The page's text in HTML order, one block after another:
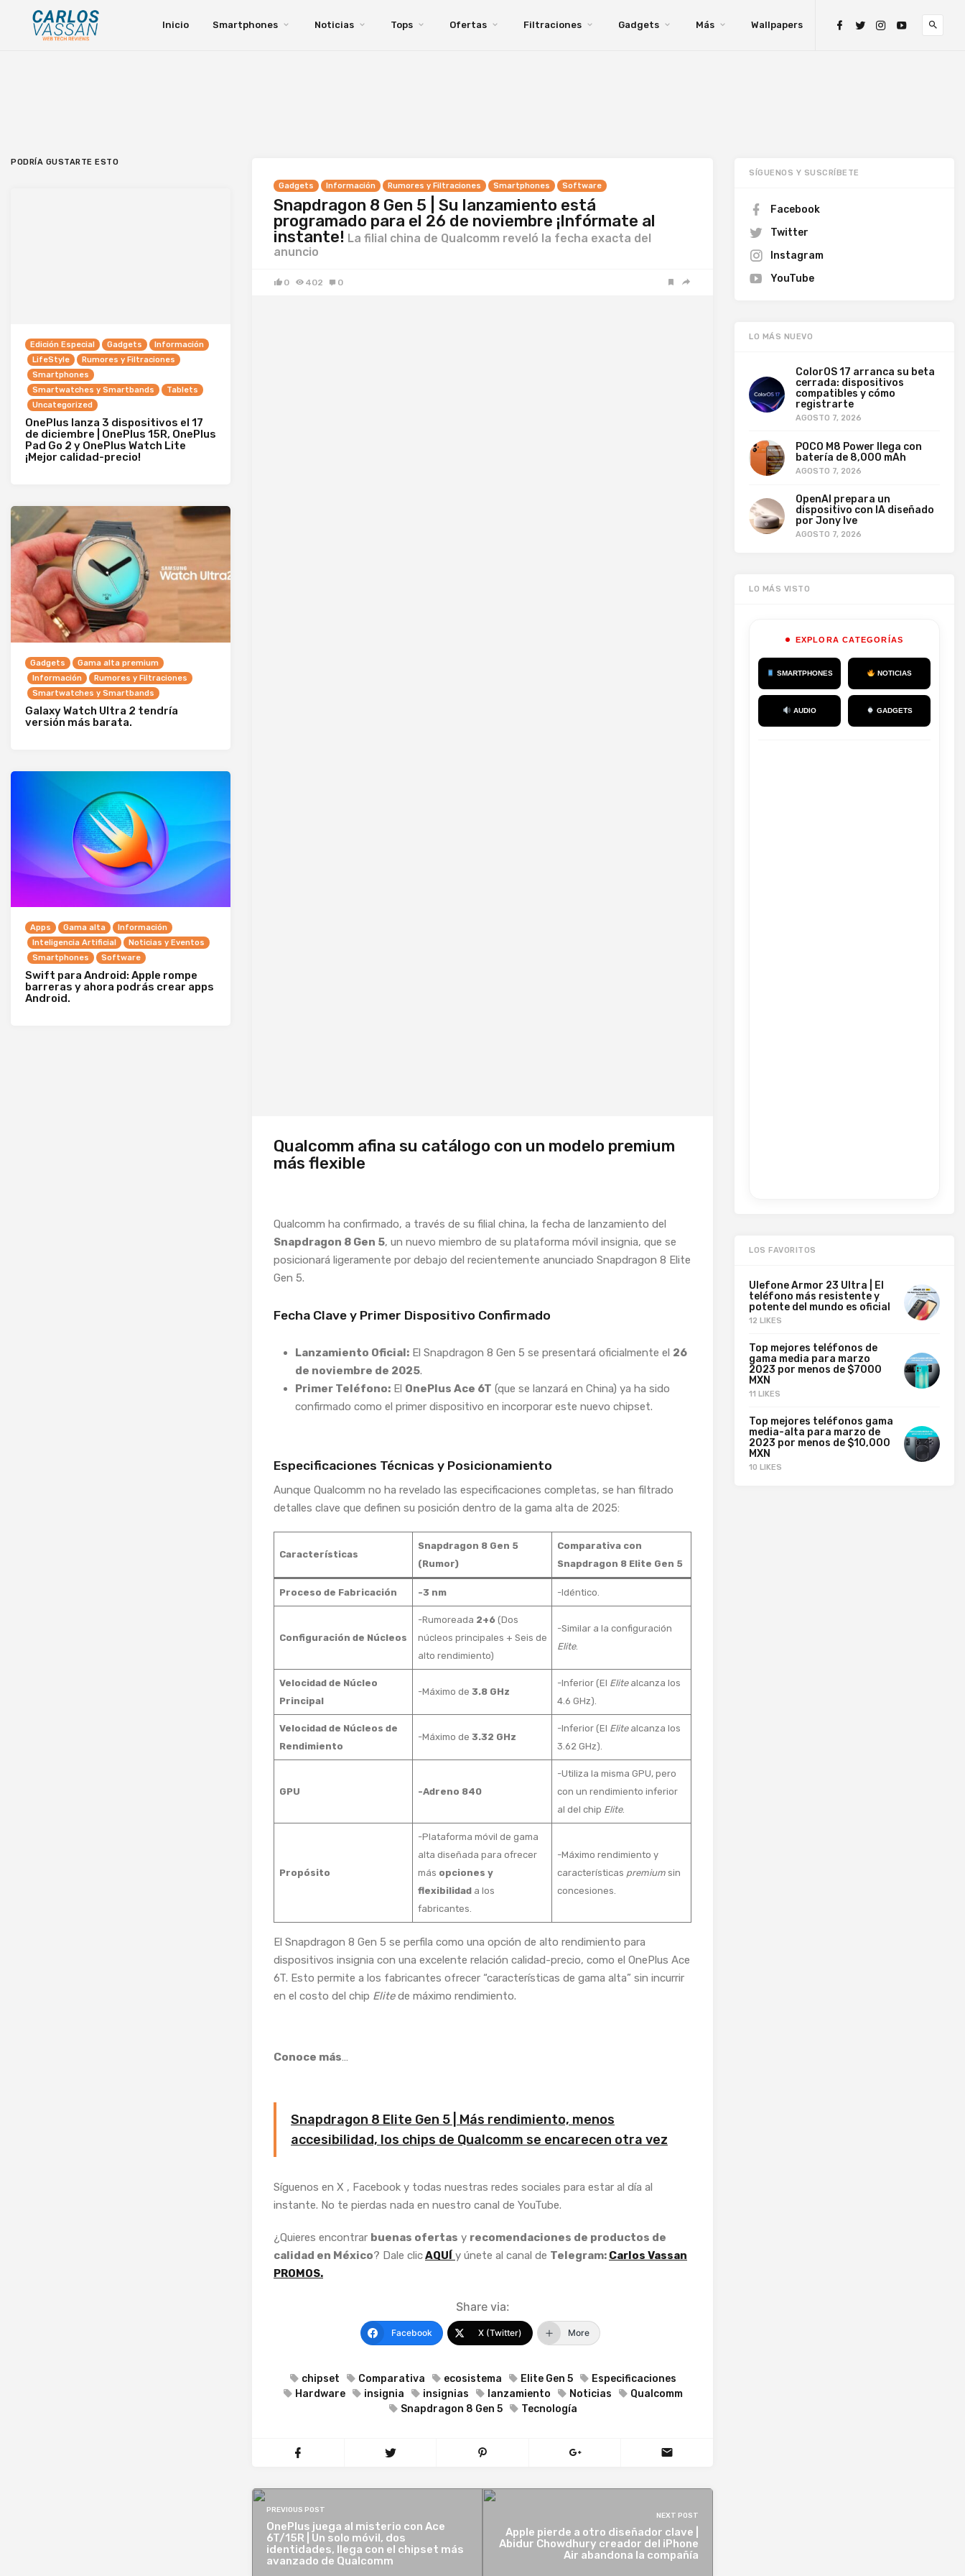
Inicio Smartphones Noticias Tops Ofertas Filtraciones Gadgets Más Wallpapers
Gadgets Información Rumores y Filtraciones Smartphones Software
Snapdragon 8 Gen 5 | Su lanzamiento está
programado para el 26 de noviembre ¡Infórmate al
instante! La filial china de Qualcomm reveló la fecha exacta del
anuncio
0 402 0
Qualcomm afina su catálogo con un modelo premium
más flexible
Qualcomm ha confirmado, a través de su filial china, la fecha de lanzamiento del
Snapdragon 8 Gen 5, un nuevo miembro de su plataforma móvil insignia, que se
posicionará ligeramente por debajo del recientemente anunciado Snapdragon 8 Elite
Gen 5.
Fecha Clave y Primer Dispositivo Confirmado
Lanzamiento Oficial: El Snapdragon 8 Gen 5 se presentará oficialmente el 26
de noviembre de 2025.
Primer Teléfono: El OnePlus Ace 6T (que se lanzará en China) ya ha sido
confirmado como el primer dispositivo en incorporar este nuevo chipset.
Especificaciones Técnicas y Posicionamiento
Aunque Qualcomm no ha revelado las especificaciones completas, se han filtrado
detalles clave que definen su posición dentro de la gama alta de 2025:
Características
Snapdragon 8 Gen 5
(Rumor)
Comparativa con
Snapdragon 8 Elite Gen 5
Proceso de Fabricación -3 nm -Idéntico.
Configuración de Núcleos
-Rumoreada 2+6(Dos
núcleos principales + Seis de
alto rendimiento)
-Similar a la configuración
Elite.
Velocidad de Núcleo
Principal
-Máximo de 3.8 GHz
-Inferior (El Elitealcanza los
4.6 GHz).
Velocidad de Núcleos de
Rendimiento
-Máximo de 3.32 GHz
-Inferior (El Elitealcanza los
3.62 GHz).
GPU -Adreno 840
-Utiliza la misma GPU, pero
con un rendimiento inferior
al del chip Elite.
Propósito
-Plataforma móvil de gama
alta diseñada para ofrecer
más opciones y
flexibilidada los
fabricantes.
-Máximo rendimiento y
características premiumsin
concesiones.
El Snapdragon 8 Gen 5 se perfila como una opción de alto rendimiento para
dispositivos insignia con una excelente relación calidad-precio, como el OnePlus Ace
6T. Esto permite a los fabricantes ofrecer “características de gama alta” sin incurrir
en el costo del chip Elitede máximo rendimiento.
Conoce más…
Snapdragon 8 Elite Gen 5 | Más rendimiento, menos
accesibilidad, los chips de Qualcomm se encarecen otra vez
Síguenos en X , Facebook y todas nuestras redes sociales para estar al día al
instante. No te pierdas nada en nuestro canal de YouTube.
¿Quieres encontrar buenas ofertas y recomendaciones de productos de
calidad en México? Dale clicAQUÍ y únete al canal de Telegram: Carlos Vassan
PROMOS.
Share via:
Facebook X (Twitter) More
chipset Comparativa ecosistema Elite Gen 5
Especificaciones
Hardware
insignia insignias lanzamiento Noticias
Qualcomm
Snapdragon 8 Gen 5
Tecnología
PREVIOUS POST
OnePlus juega al misterio con Ace
6T/15R | Un solo móvil, dos
identidades, llega con el chipset más
avanzado de Qualcomm
NEXT POST
Apple pierde a otro diseñador clave |
Abidur Chowdhury creador del iPhone
Air abandona la compañía
PODRÍA GUSTARTE ESTO
Edición Especial Gadgets
Información
LifeStyle
Rumores y Filtraciones
Smartphones
Smartwatches y Smartbands
Tablets
Uncategorized
OnePlus lanza 3 dispositivos el 17
de diciembre | OnePlus 15R, OnePlus
Pad Go 2 y OnePlus Watch Lite
¡Mejor calidad-precio!
Gadgets
Gama alta premium
Información
Rumores y Filtraciones
Smartwatches y Smartbands
Galaxy Watch Ultra 2 tendría
versión más barata.
Apps Gama alta
Información
Inteligencia Artificial
Noticias y Eventos
Smartphones
Software
Swift para Android: Apple rompe
barreras y ahora podrás crear apps
Android.
SÍGUENOS Y SUSCRÍBETE
Facebook
Twitter
Instagram
YouTube
LO MÁS NUEVO
ColorOS 17 arranca su beta
cerrada: dispositivos
compatibles y cómo
registrarte
AGOSTO 7, 2026
POCO M8 Power llega con
batería de 8,000 mAh
AGOSTO 7, 2026
OpenAI prepara un
dispositivo con IA diseñado
por Jony Ive
AGOSTO 7, 2026
LO MÁS VISTO
EXPLORA CATEGORÍAS
SMARTPHONES NOTICIAS
AUDIO GADGETS
LOS FAVORITOS
Ulefone Armor 23 Ultra | El
teléfono más resistente y
potente del mundo es oficial
12 LIKES
Top mejores teléfonos de
gama media para marzo
2023 por menos de $7000
MXN
11 LIKES
Top mejores teléfonos gama
media-alta para marzo de
2023 por menos de $10,000
MXN
10 LIKES